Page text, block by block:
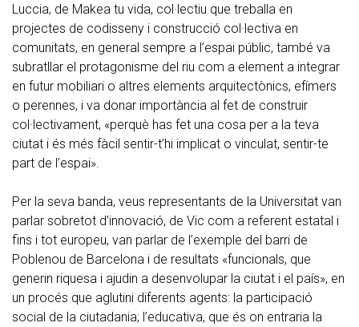
Luccia, de Makea tu vida, col·lectiu que treballa en
projectes de codisseny i construcció col·lectiva en
comunitats, en general sempre a l’espai públic, també va
subratllar el protagonisme del riu com a element a integrar
en futur mobiliari o altres elements arquitectònics, efímers
o perennes, i va donar importància al fet de construir
col·lectivament, «perquè has fet una cosa per a la teva
ciutat i és més fàcil sentir-t’hi implicat o vinculat, sentir-te
part de l’espai».
Per la seva banda, veus representants de la Universitat van
parlar sobretot d’innovació, de Vic com a referent estatal i
fins i tot europeu, van parlar de l’exemple del barri de
Poblenou de Barcelona i de resultats «funcionals, que
generin riquesa i ajudin a desenvolupar la ciutat i el país», en
un procés que aglutini diferents agents: la participació
social de la ciutadania; l’educativa, que és on entraria la